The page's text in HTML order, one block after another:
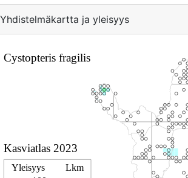
Yhdistelmäkartta ja yleisyys